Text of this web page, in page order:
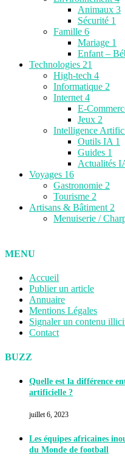
Animaux 3
Sécurité 1
Famille 6
Mariage 1
Enfant –
Technologies 21
High-tech 4
Informatique 2
Internet 4
E-
Jeux 2
Intelligence
Outils IA 1
Guides 1
Actualités
Voyages 16
Gastronomie 2
Tourisme 2
Artisans & Bâtiment 2
Menuiserie /
MENU
Accueil
Publier un article
Annuaire
Mentions Légales
Signaler un contenu
Contact
BUZZ
Quelle est la différence
artificielle ?
juillet 6, 2023
Les équipes africaines
du Monde de football